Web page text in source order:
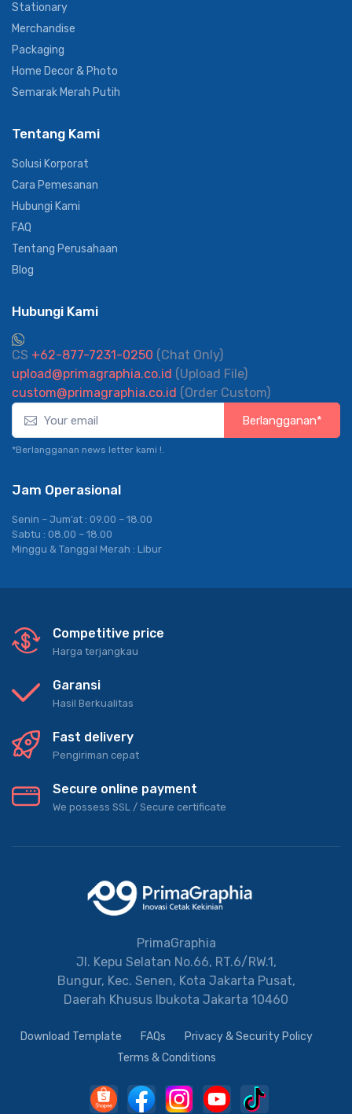
Stationary
Merchandise
Packaging
Home Decor & Photo
Semarak Merah Putih
Tentang Kami
Solusi Korporat
Cara Pemesanan
Hubungi Kami
FAQ
Tentang Perusahaan
Blog
Hubungi Kami
CS +62-877-7231-0250 (Chat Only)
upload@primagraphia.co.id (Upload File)
custom@primagraphia.co.id (Order Custom)
Berlangganan*
*Berlangganan news letter kami !.
Jam Operasional
Senin – Jum’at : 09.00 – 18.00
Sabtu : 08.00 – 18.00
Minggu & Tanggal Merah : Libur
Competitive price
Harga terjangkau
Garansi
Hasil Berkualitas
Fast delivery
Pengiriman cepat
Secure online payment
We possess SSL / Secure сertificate
PrimaGraphia
Jl. Kepu Selatan No.66, RT.6/RW.1,
Bungur, Kec. Senen, Kota Jakarta Pusat,
Daerah Khusus Ibukota Jakarta 10460
Download Template FAQs
Privacy & Security Policy
Terms & Conditions